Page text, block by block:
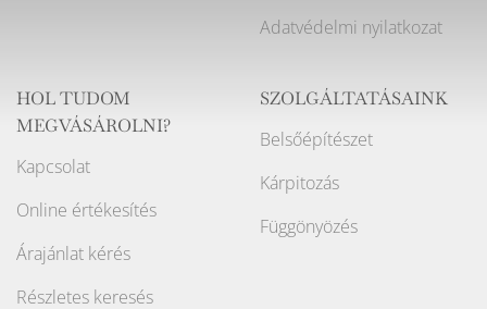
Adatvédelmi nyilatkozat
HOL TUDOM
MEGVÁSÁROLNI?
Kapcsolat
Online értékesítés
Árajánlat kérés
Részletes keresés
SZOLGÁLTATÁSAINK
Belsőépítészet
Kárpitozás
Függönyözés